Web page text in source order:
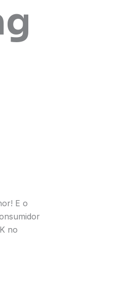
E o
no